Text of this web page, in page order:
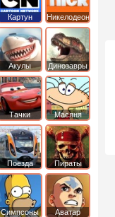
Картун
нетворк
Никелодеон
Акулы Динозавры
Тачки Масяня
Поезда
Пираты
Карибского
Моря
Симпсоны
Аватар